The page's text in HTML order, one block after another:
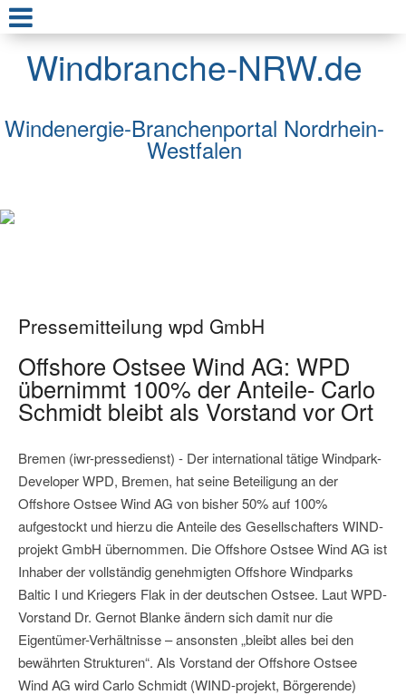
Windbranche-NRW.de
Windenergie-Branchenportal Nordrhein-
Westfalen
Pressemitteilung wpd GmbH
Offshore Ostsee Wind AG: WPD
übernimmt 100% der Anteile- Carlo
Schmidt bleibt als Vorstand vor Ort
Bremen (iwr-pressedienst) - Der international tätige Windpark-
Developer WPD, Bremen, hat seine Beteiligung an der
Offshore Ostsee Wind AG von bisher 50% auf 100%
aufgestockt und hierzu die Anteile des Gesellschafters WIND-
projekt GmbH übernommen. Die Offshore Ostsee Wind AG ist
Inhaber der vollständig genehmigten Offshore Windparks
Baltic I und Kriegers Flak in der deutschen Ostsee. Laut WPD-
Vorstand Dr. Gernot Blanke ändern sich damit nur die
Eigentümer-Verhältnisse – ansonsten „bleibt alles bei den
bewährten Strukturen“. Als Vorstand der Offshore Ostsee
Wind AG wird Carlo Schmidt (WIND-projekt, Börgerende)